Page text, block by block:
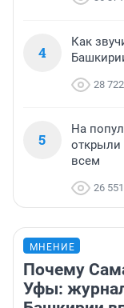
4
Как
28 722
5
На
открыли
всем
26 551
МНЕНИЕ
Почему
Уфы: